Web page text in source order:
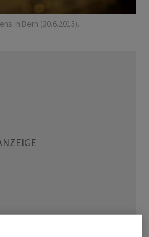
in Bern (30.6.2015).